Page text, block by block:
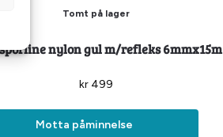
Tomt på lager
nylon gul m/refleks 6mmx15m
kr 499
Motta påminnelse